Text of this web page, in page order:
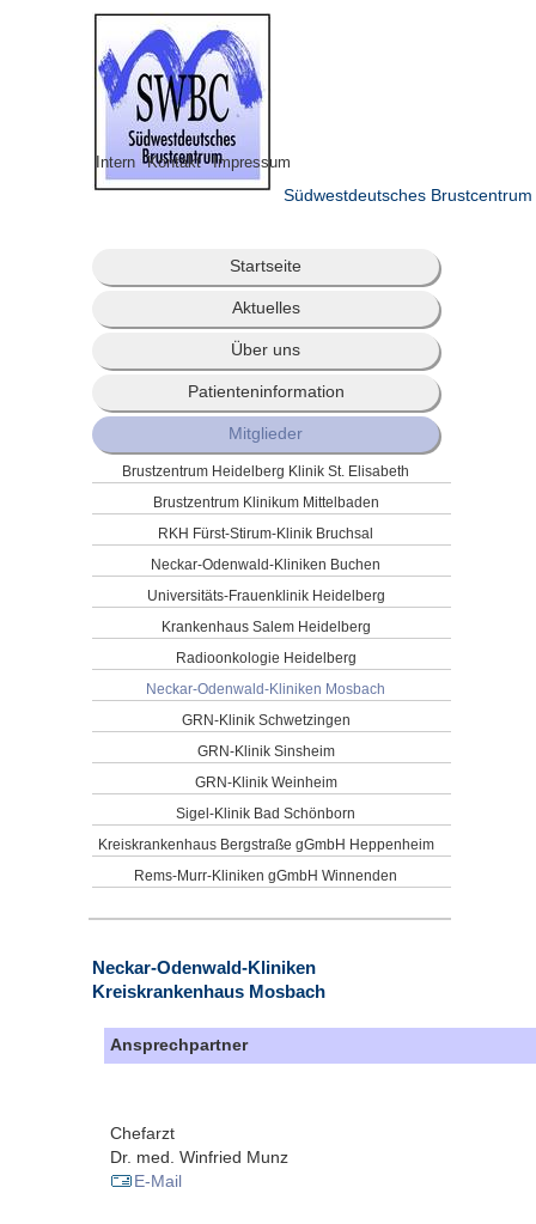
Intern Kontakt Impressum
Südwestdeutsches Brustcentrum
Startseite
Aktuelles
Über uns
Patienteninformation
Mitglieder
Brustzentrum Heidelberg Klinik St. Elisabeth
Brustzentrum Klinikum Mittelbaden
RKH Fürst-Stirum-Klinik Bruchsal
Neckar-Odenwald-Kliniken Buchen
Universitäts-Frauenklinik Heidelberg
Krankenhaus Salem Heidelberg
Radioonkologie Heidelberg
Neckar-Odenwald-Kliniken Mosbach
GRN-Klinik Schwetzingen
GRN-Klinik Sinsheim
GRN-Klinik Weinheim
Sigel-Klinik Bad Schönborn
Kreiskrankenhaus Bergstraße gGmbH Heppenheim
Rems-Murr-Kliniken gGmbH Winnenden
Neckar-Odenwald-Kliniken
Kreiskrankenhaus Mosbach
Ansprechpartner
Chefarzt
Dr. med. Winfried Munz
E-Mail